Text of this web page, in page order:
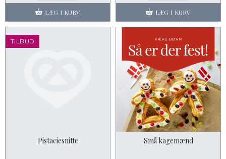
LÆG I KURV LÆG I KURV
TILBUD
Pistaciesnitte Små kagemænd